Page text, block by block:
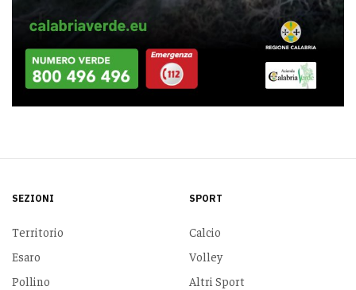
SEZIONI
Territorio
Esaro
Pollino
SPORT
Calcio
Volley
Altri Sport